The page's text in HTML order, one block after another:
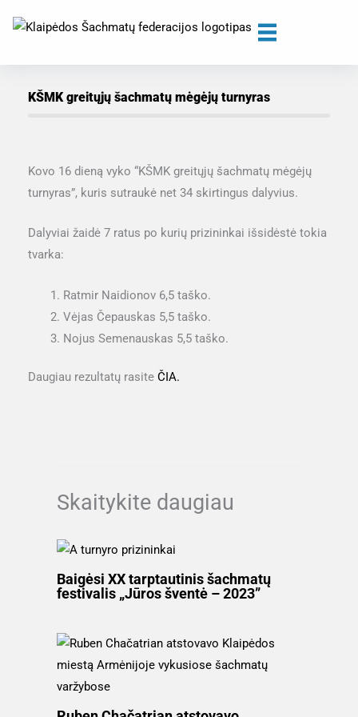
KŠMK greitųjų šachmatų mėgėjų turnyras
Kovo 16 dieną vyko “KŠMK greitųjų šachmatų mėgėjų
turnyras”, kuris sutraukė net 34 skirtingus dalyvius.
Dalyviai žaidė 7 ratus po kurių prizininkai išsidėstė tokia
tvarka:
Ratmir Naidionov 6,5 taško.
Vėjas Čepauskas 5,5 taško.
Nojus Semenauskas 5,5 taško.
Daugiau rezultatų rasite ČIA.
Skaitykite daugiau
Baigėsi XX tarptautinis šachmatų
festivalis „Jūros šventė – 2023”